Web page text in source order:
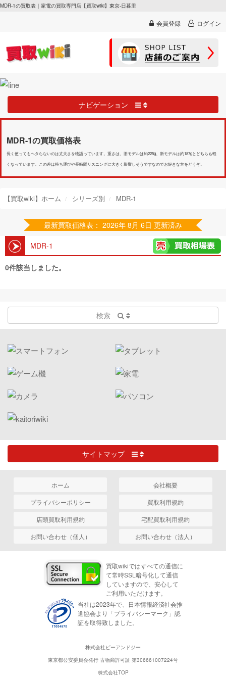
MDR-1の買取表｜家電の買取専門店【買取wiki】東京-日暮里
会員登録 ログイン
ナビゲーション
MDR-1の買取価格表
長く使ってもヘタらないのは丈夫さを物語っています。重さは、旧モデルは約225g、新モデルは約187gとどちらも軽
くなっています。この差は持ち運びや長時間リスニングに大きく影響しそうですなのでお好きな方をどうぞ。
【買取wiki】ホーム シリーズ別 MDR-1
最新買取価格表： 2026年 8月 6日 更新済み
MDR-1
0件該当しました。
検索
サイトマップ
ホーム
会社概要
プライバシーポリシー
買取利用規約
店頭買取利用規約
宅配買取利用規約
お問い合わせ（個人）
お問い合わせ（法人）
買取wikiではすべての通信に
て常時SSL暗号化して通信
していますので、安心して
ご利用いただけます。
当社は2023年で、日本情報経済社会推
進協会より「プライバシーマーク」認
証を取得致しました。
株式会社ピーアンドジー
東京都公安委員会発行 古物商許可証 第306661007224号
株式会社TOP